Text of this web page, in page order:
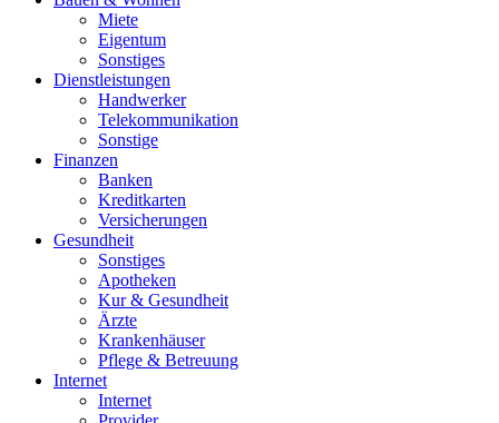
Miete
Eigentum
Sonstiges
Dienstleistungen
Handwerker
Telekommunikation
Sonstige
Finanzen
Banken
Kreditkarten
Versicherungen
Gesundheit
Sonstiges
Apotheken
Kur & Gesundheit
Ärzte
Krankenhäuser
Pflege & Betreuung
Internet
Internet